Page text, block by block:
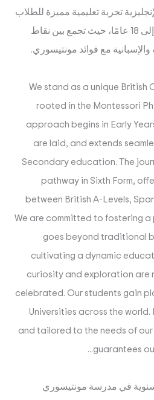
تجربة تعليمية مميزة للطلاب
الذين تتراوح أعمارهم بين 1 إلى 18 عامًا، حيث تجمع بين نقاط
والإسبانية مع فوائد مونتيسوري.
We stand as a unique British
rooted in the Montessori
approach begins in Early
are laid, and extends
Secondary education. The
pathway in Sixth Form,
between British A-Levels,
We are committed to fostering
goes beyond traditional
cultivating a dynamic
curiosity and exploration are
celebrated. Our students gain
Universities across the
and tailored to the needs of
guarantees
في مدرسة مونتيسوري